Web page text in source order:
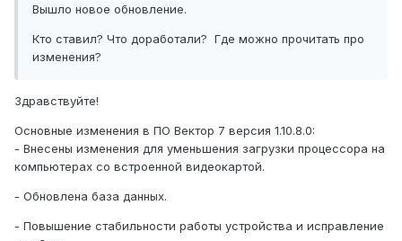
Вышло новое обновление.
Кто ставил? Что доработали? Где можно прочитать про
изменения?
Здравствуйте!
Основные изменения в ПО Вектор 7 версия 1.10.8.0:
- Внесены изменения для уменьшения загрузки процессора на
компьютерах со встроенной видеокартой.
- Обновлена база данных.
- Повышение стабильности работы устройства и исправление